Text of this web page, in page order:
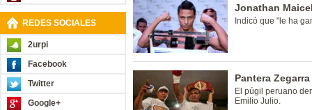
REDES SOCIALES
2urpi
Facebook
Twitter
Google+
Jonathan
Indicó que "le ha
Pantera
El púgil peruano
Emilio Julio.